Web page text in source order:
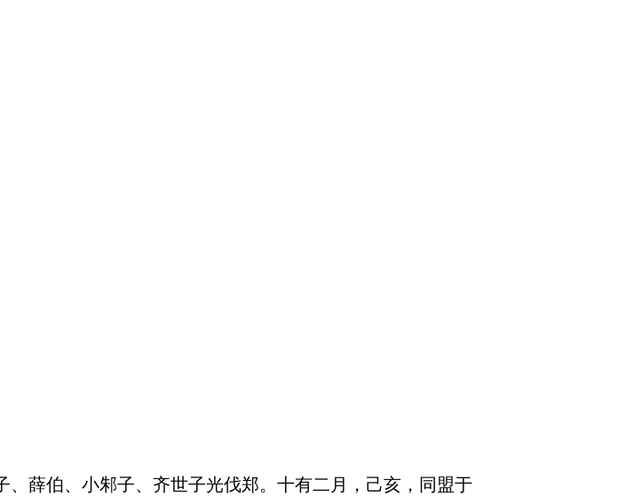
薛伯、小邾子、齐世子光伐郑。十有二月，己亥，同盟于